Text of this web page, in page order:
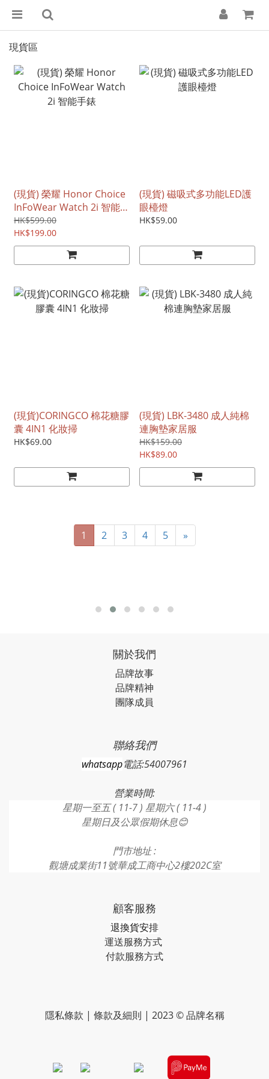
現貨區
(現貨) 榮耀 Honor Choice
InFoWear Watch 2i 智能手
錶
HK$599.00
HK$199.00
(現貨) 磁吸式多功能LED護
眼檯燈
HK$59.00
(現貨)CORINGCO 棉花糖膠
囊 4IN1 化妝掃
HK$69.00
(現貨) LBK-3480 成人純棉
連胸墊家居服
HK$159.00
HK$89.00
1 2 3 4 5 »
關於我們
品牌故事
品牌精神
團隊成員
聯絡我們
whatsapp電話:54007961
營業時間:
星期一至五 ( 11-7 ) 星期六 ( 11-4 )
星期日及公眾假期休息😊
門市地址 :
觀塘成業街11號華成工商中心2樓202C室
顧客服務
退換貨安排
運送服務方式
付款服務方式​​​
隱私條款 | 條款及細則 | 2023 © 品牌名稱